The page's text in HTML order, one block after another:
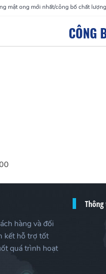
mật ong mới nhất/công bố chất
CÔNG
hàng và đối
kết hỗ trợ tốt
quá trình hoạt